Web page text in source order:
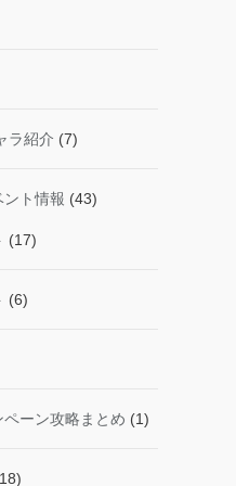
ラ紹介 (7)
ント情報 (43)
(17)
(6)
ーン攻略まとめ (1)